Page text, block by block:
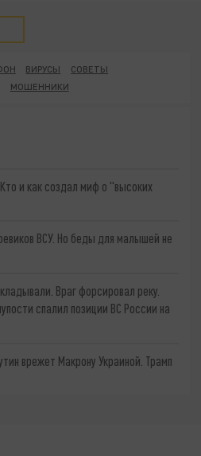
ВИРУСЫ
СОВЕТЫ
МОШЕННИКИ
и как создал миф о "высоких
ВСУ. Но беды для малышей не
Враг форсировал реку.
спалил позиции ВС России на
врежет Макрону Украиной. Трамп